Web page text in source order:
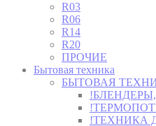
R03
R06
R14
R20
ПРОЧИЕ
Бытовая техника
БЫТОВАЯ
!ТЕХНИКА